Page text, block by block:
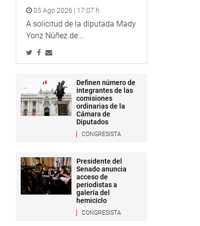
05 Ago 2026 | 17:07 h
A solicitud de la diputada Mady
Yonz Núñez de...
Definen número de
integrantes de las
comisiones
ordinarias de la
Cámara de
Diputados
CONGRESISTA
Presidente del
Senado anuncia
acceso de
periodistas a
galería del
hemiciclo
CONGRESISTA